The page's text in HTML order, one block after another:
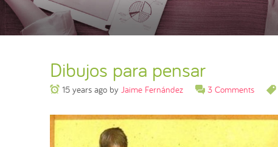
Dibujos para pensar
15 years ago by Jaime Fernández 3 Comments